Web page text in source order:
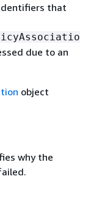
that
due to an
object
why the